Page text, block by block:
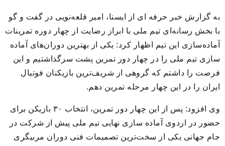
به گزارش خبر حرفه ای از ایسنا، امیر قلعه‌نویی در گفت و گو
با بخش رسانه‌ای تیم ملی با ابراز رضایت از چهار دوره تمرینات
آماده‌سازی این تیم اظهار کرد: یکی از بهترین دوران‌های آماده
سازی تیم ملی را در چهار دور تمرین پشت سرگذاشتیم و این
فرصت را داشتم که گروهی از شریف‌ترین بازیکنان فوتبال
ایران را در این چهار مرحله تمرین دهم.
وی افزود: پس از این چهار دور تمرین، انتخاب ٣٠ بازیکن برای
حضور در اردوی آماده سازی نهایی تیم ملی پیش از شرکت در
جام جهانی یکی از سخت‌ترین تصمیمات فنی دوران مربیگری